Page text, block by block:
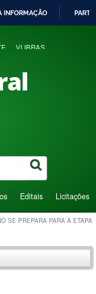
INFORMAÇÃO
VLIBRAS
Editais Licitações
SE PREPARA PARA A ETAPA